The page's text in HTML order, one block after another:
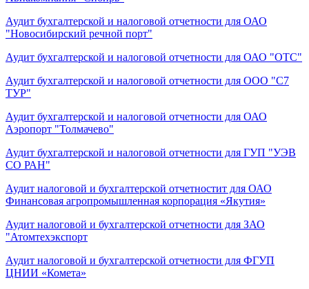
Аудит бухгалтерской и налоговой отчетности для ОАО
"Новосибирский речной порт"
Аудит бухгалтерской и налоговой отчетности для ОАО "ОТС"
Аудит бухгалтерской и налоговой отчетности для ООО "С7
ТУР"
Аудит бухгалтерской и налоговой отчетности для ОАО
Аэропорт "Толмачево"
Аудит бухгалтерской и налоговой отчетности для ГУП "УЭВ
СО РАН"
Аудит налоговой и бухгалтерской отчетностит для ОАО
Финансовая агропромышленная корпорация «Якутия»
Аудит налоговой и бухгалтерской отчетности для ЗАО
"Атомтехэкспорт
Аудит налоговой и бухгалтерской отчетности для ФГУП
ЦНИИ «Комета»